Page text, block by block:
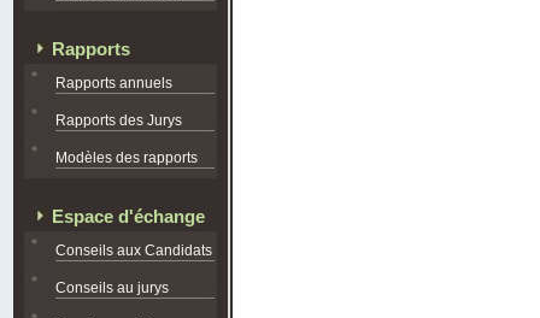
Rapports
Rapports annuels
Rapports des Jurys
Modèles des rapports
Espace d'échange
Conseils aux Candidats
Conseils au jurys